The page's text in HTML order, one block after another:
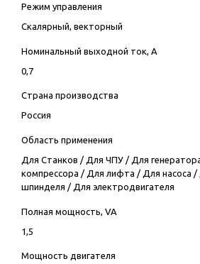
Режим управления
Скалярный, векторный
Номинальный выходной ток, А
0,7
Страна производства
Россия
Область применения
Для Станков / Для ЧПУ/ Для
компрессора / Для лифта / Для насоса /
шпинделя / Для электродвигателя
Полная мощность, VA
1,5
Мощность двигателя